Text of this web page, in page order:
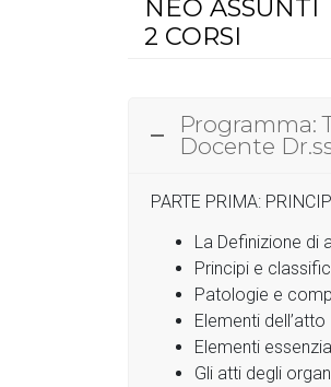
NEO ASSUNTI
2 CORSI
Programma:
Docente
PARTE PRIMA:
La Definizione di
Principi e
Patologie e
Elementi dell’atto
Elementi
Gli atti degli